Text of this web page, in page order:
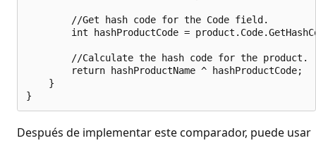
        //Get hash code for the Code field.
int hashProductCode =
        //Calculate the hash code for the product.
        return hashProductName ^ hashProductCode;
    }
Después de implementar este comparador, puede usar